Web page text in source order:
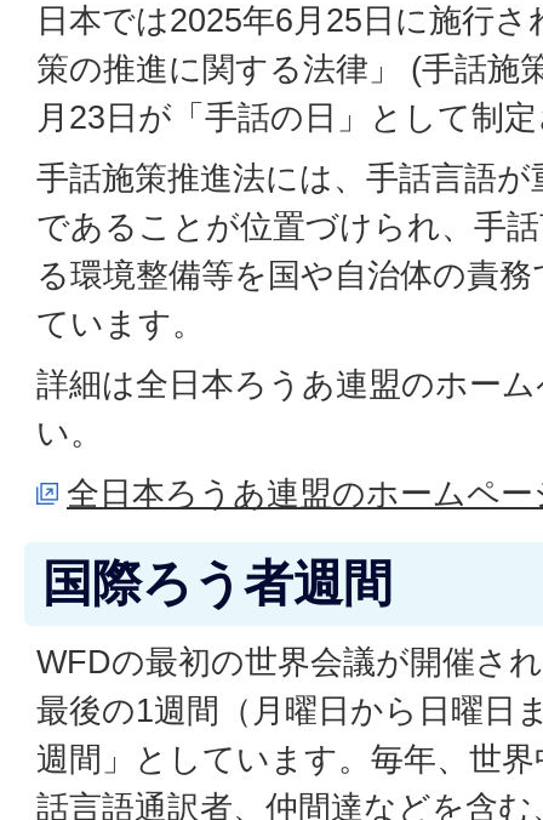
日本では2025年6月25日に施行
策の推進に関する法律」 (手話施
月23日が「手話の日」として制
手話施策推進法には、手話言語
であることが位置づけられ、手
る環境整備等を国や自治体の責
ています。
詳細は全日本ろうあ連盟のホー
い。
全日本ろうあ連盟のホームペ
国際ろう者週間
WFDの最初の世界会議が開催さ
最後の1週間（月曜日から日曜日
週間」としています。毎年、世
話言語通訳者、仲間達などを含